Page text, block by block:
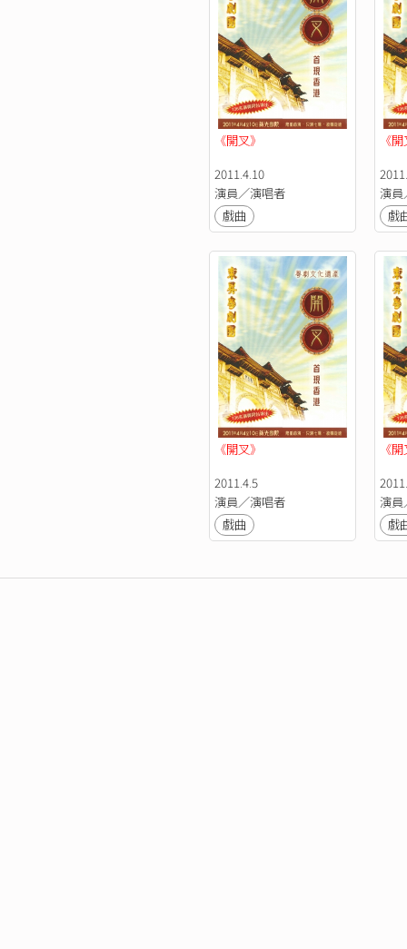
《開叉》
2011.4.10
演員／演唱者
戲曲
《
演
戲
《開叉》
2011.4.5
演員／演唱者
戲曲
《
演
戲